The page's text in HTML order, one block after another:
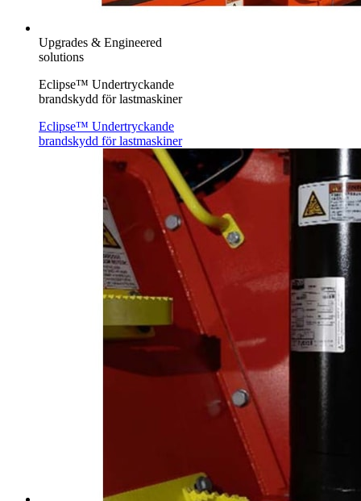
Upgrades & Engineered
solutions
Eclipse™ Undertryckande
brandskydd för lastmaskiner
Eclipse™ Undertryckande
brandskydd för lastmaskiner